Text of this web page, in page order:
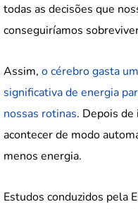
todas as decisões que
conseguiríamos
Assim, o cérebro gasta
significativa de energia
nossas rotinas. Depois de
acontecer de modo
menos energia.
Estudos conduzidos pela